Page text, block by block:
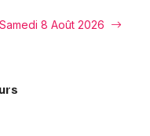
Samedi 8 Août 2026